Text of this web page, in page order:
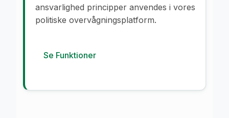
ansvarlighed principper anvendes i vores
politiske overvågningsplatform.
Se Funktioner